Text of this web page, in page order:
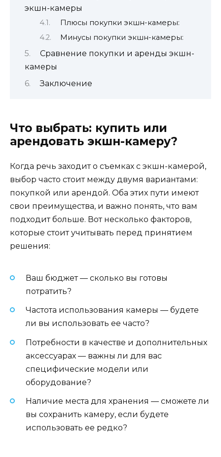
экшн-камеры
Плюсы покупки экшн-камеры:
Минусы покупки экшн-камеры:
Сравнение покупки и аренды экшн-
камеры
Заключение
Что выбрать: купить или
арендовать экшн-камеру?
Когда речь заходит о съемках с экшн-камерой,
выбор часто стоит между двумя вариантами:
покупкой или арендой. Оба этих пути имеют
свои преимущества, и важно понять, что вам
подходит больше. Вот несколько факторов,
которые стоит учитывать перед принятием
решения:
Ваш бюджет — сколько вы готовы
потратить?
Частота использования камеры — будете
ли вы использовать ее часто?
Потребности в качестве и дополнительных
аксессуарах — важны ли для вас
специфические модели или
оборудование?
Наличие места для хранения — сможете ли
вы сохранить камеру, если будете
использовать ее редко?